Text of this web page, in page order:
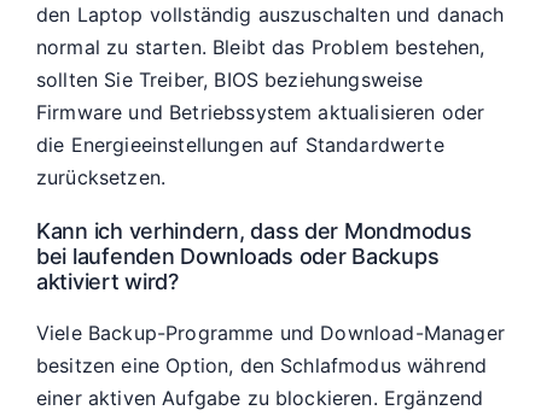
den Laptop vollständig auszuschalten und danach
normal zu starten. Bleibt das Problem bestehen,
sollten Sie Treiber, BIOS beziehungsweise
Firmware und Betriebssystem aktualisieren oder
die Energieeinstellungen auf Standardwerte
zurücksetzen.
Kann ich verhindern, dass der Mondmodus
bei laufenden Downloads oder Backups
aktiviert wird?
Viele Backup-Programme und Download-Manager
besitzen eine Option, den Schlafmodus während
einer aktiven Aufgabe zu blockieren. Ergänzend